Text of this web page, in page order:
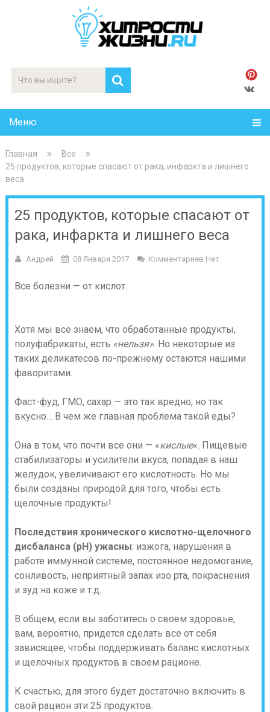
Меню
Главная
Все
25 продуктов, которые спасают от рака, инфаркта и лишнего
веса
25 продуктов, которые спасают от
рака, инфаркта и лишнего веса
Андрей 08 Января 2017 Комментариев Нет
Все болезни — от кислот.
Хотя мы все знаем, что обработанные продукты,
полуфабрикаты, есть «нельзя». Но некоторые из
таких деликатесов по-прежнему остаются нашими
фаворитами.
Фаст-фуд, ГМО, сахар — это так вредно, но так
вкусно… В чем же главная проблема такой еды?
Она в том, что почти все они — «кислые«. Пищевые
стабилизаторы и усилители вкуса, попадая в наш
желудок, увеличивают его кислотность. Но мы
были созданы природой для того, чтобы есть
щелочные продукты!
Последствия хронического кислотно-щелочного
дисбаланса (pH) ужасны: изжога, нарушения в
работе иммунной системе, постоянное недомогание,
сонливость, неприятный запах изо рта, покраснения
и зуд на коже и т.д.
В общем, если вы заботитесь о своем здоровье,
вам, вероятно, придется сделать все от себя
зависящее, чтобы поддерживать баланс кислотных
и щелочных продуктов в своем рационе.
К счастью, для этого будет достаточно включить в
свой рацион эти 25 продуктов.